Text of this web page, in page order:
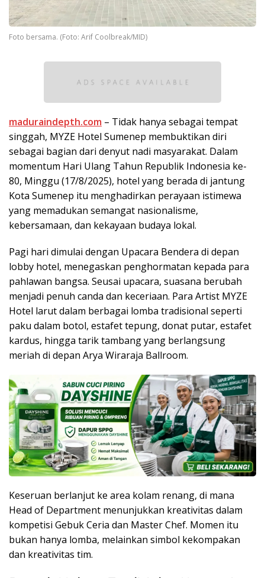
Foto bersama. (Foto: Arif Coolbreak/MID)
maduraindepth.com – Tidak hanya sebagai tempat
singgah, MYZE Hotel Sumenep membuktikan diri
sebagai bagian dari denyut nadi masyarakat. Dalam
momentum Hari Ulang Tahun Republik Indonesia ke-
80, Minggu (17/8/2025), hotel yang berada di jantung
Kota Sumenep itu menghadirkan perayaan istimewa
yang memadukan semangat nasionalisme,
kebersamaan, dan kekayaan budaya lokal.
Pagi hari dimulai dengan Upacara Bendera di depan
lobby hotel, menegaskan penghormatan kepada para
pahlawan bangsa. Seusai upacara, suasana berubah
menjadi penuh canda dan keceriaan. Para Artist MYZE
Hotel larut dalam berbagai lomba tradisional seperti
paku dalam botol, estafet tepung, donat putar, estafet
kardus, hingga tarik tambang yang berlangsung
meriah di depan Arya Wiraraja Ballroom.
Keseruan berlanjut ke area kolam renang, di mana
Head of Department menunjukkan kreativitas dalam
kompetisi Gebuk Ceria dan Master Chef. Momen itu
bukan hanya lomba, melainkan simbol kekompakan
dan kreativitas tim.